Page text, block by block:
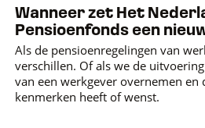
Wanneer zet Het
Pensioenfonds een
Als de pensioenregelingen van
verschillen. Of als we de
van een werkgever overnemen en
kenmerken heeft of wenst.